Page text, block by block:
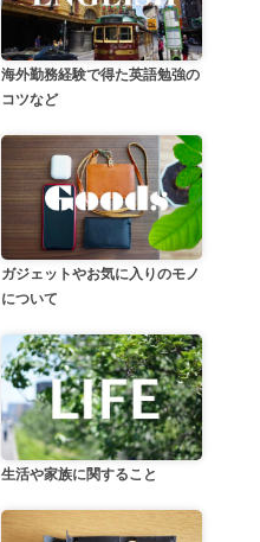
海外勤務経験で得た英語勉強の
コツなど
ガジェットやお気に入りのモノ
について
生活や家族に関すること